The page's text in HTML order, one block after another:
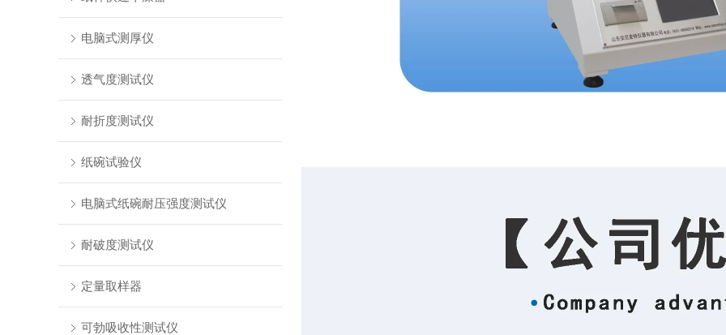
电脑式测厚仪
透气度测试仪
耐折度测试仪
纸碗试验仪
电脑式纸碗耐压强度测试仪
耐破度测试仪
定量取样器
可勃吸收性测试仪